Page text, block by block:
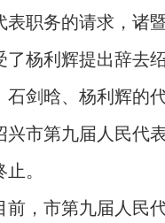
表职务的请求，诸
了杨利辉提出辞去
石剑晗、杨利辉的
兴市第九届人民代
。
前，市第九届人民